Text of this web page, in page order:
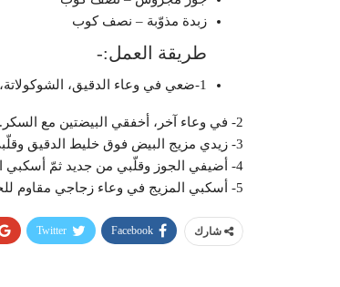
زبدة مذوّبة – نصف كوب
طريقة العمل:-
1-ضعي في وعاء الدقيق، الشوكولاتة، البايكنغ باودر، الفانيليا والملح.
2- في وعاء آخر، أخفقي البيضتين مع السكر.
3- زيدي مزيج البيض فوق خليط الدقيق وقلّبي المكوّنات حتى تتداخل.
4- أضيفي الجوز وقلّبي من جديد ثمّ أسكبي الزبدة وحرّكي.
5- أسكبي المزيج في وعاء زجاجي مقاوم للحرارة وأدخليه إلى المايكرويف لـ5 دقائق.
شارك Facebook
Twitter